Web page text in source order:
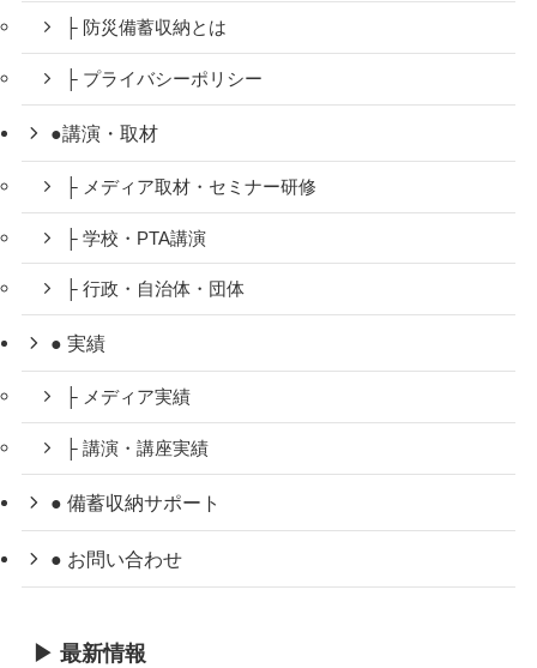
├ 防災備蓄収納とは
├ プライバシーポリシー
●講演・取材
├ メディア取材・セミナー研修
├ 学校・PTA講演
├ 行政・自治体・団体
● 実績
├ メディア実績
├ 講演・講座実績
● 備蓄収納サポート
● お問い合わせ
▶ 最新情報